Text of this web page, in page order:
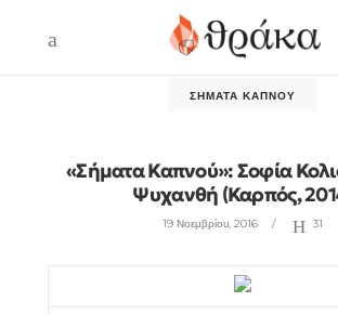
ΣΉΜΑΤΑ ΚΑΠΝΟΎ
«Σήματα Καπνού»: Σοφία
Ψυχανθή (Καρπός,
19 Νοεμβρίου, 2016 31